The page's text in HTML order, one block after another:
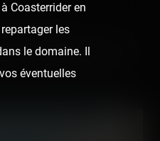
Coasterrider en
les
le domaine. Il
éventuelles